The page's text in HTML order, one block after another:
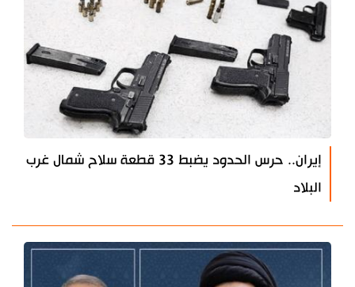
إيران.. حرس الحدود يضبط 33 قطعة سلاح شمال غرب
البلاد